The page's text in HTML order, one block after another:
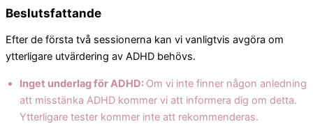
Beslutsfattande
Efter de första två sessionerna kan vi vanligtvis avgöra om
ytterligare utvärdering av ADHD behövs.
Inget underlag för ADHD: Om vi inte finner någon anledning
att misstänka ADHD kommer vi att informera dig om detta.
Ytterligare tester kommer inte att rekommenderas.